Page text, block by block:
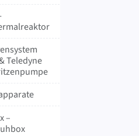
Teledyne
–